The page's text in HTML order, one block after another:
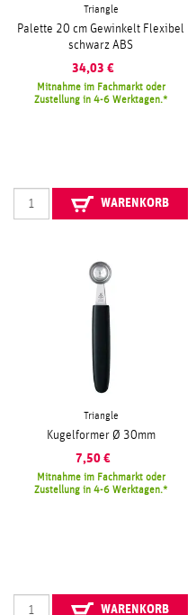
Triangle
Palette 20 cm Gewinkelt Flexibel
schwarz ABS
34,03 €
Mitnahme im Fachmarkt oder
Zustellung in 4-6 Werktagen.
WARENKORB
Triangle
Kugelformer Ø 30mm
7,50 €
Mitnahme im Fachmarkt oder
Zustellung in 4-6 Werktagen.
WARENKORB